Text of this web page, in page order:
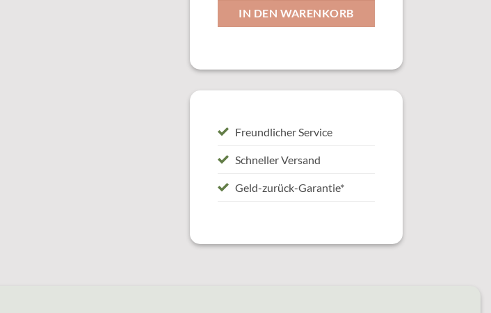
IN DEN WARENKORB
Freundlicher Service
Schneller Versand
Geld-zurück-Garantie*